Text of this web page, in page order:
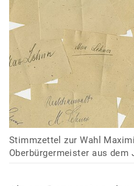
Stimmzettel zur Wahl
Oberbürgermeister aus dem